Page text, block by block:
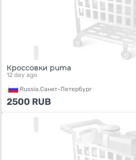
Кроссовки puma
12 day ago
Russia,Санкт-Петербург
2500 RUB